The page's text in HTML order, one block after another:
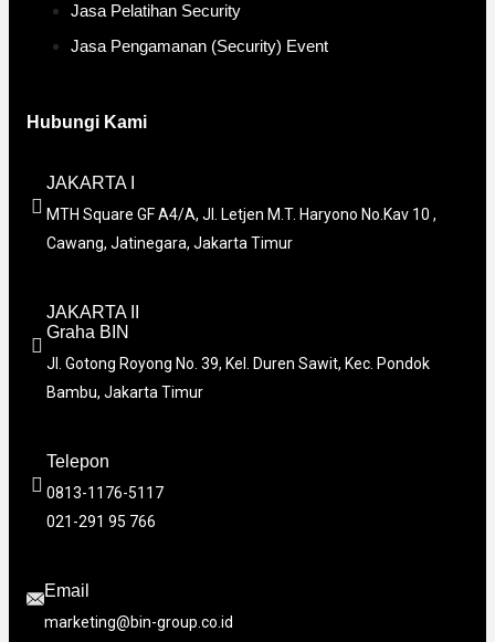
Jasa Pelatihan Security
Jasa Pengamanan (Security) Event
Hubungi Kami
JAKARTA I
MTH Square GF A4/A, Jl. Letjen M.T. Haryono No.Kav 10 ,
Cawang, Jatinegara, Jakarta Timur
JAKARTA II
Graha BIN
Jl. Gotong Royong No. 39, Kel. Duren Sawit, Kec. Pondok
Bambu, Jakarta Timur
Telepon
0813-1176-5117
021-291 95 766
Email
marketing@bin-group.co.id